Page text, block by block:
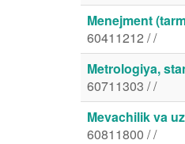
Menejment
60411212 / /
Metrologiya,
60711303 / /
Mevachilik va
60811800 / /